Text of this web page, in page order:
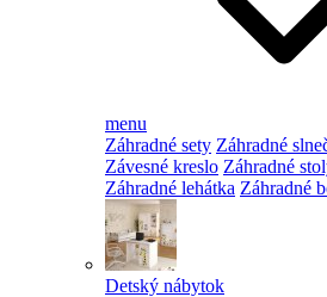
menu
Záhradné sety Záhradné
Závesné kreslo Záhradné
Záhradné lehátka Záhradné
Detský nábytok